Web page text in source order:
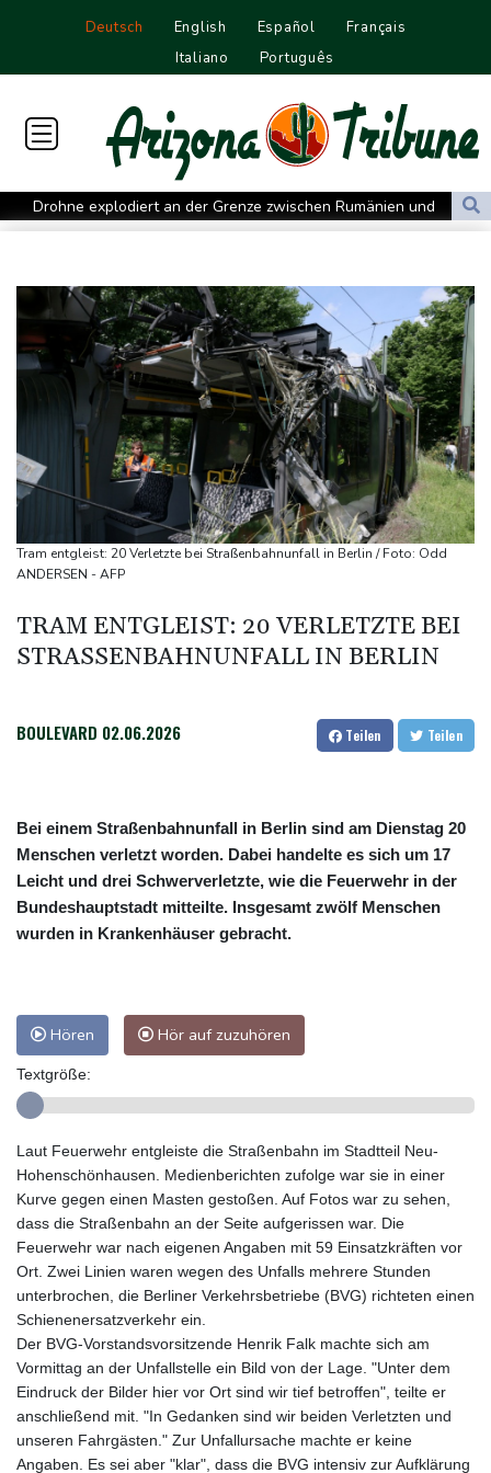
Deutsch English Español
Français
Italiano
Português
Drohne explodiert an der Grenze zwischen Rumänien und
Bulgarien nahe Gaspipeline
Absturz von Ultraleichtflugzeug: 72-jähriger Pilot stirbt in Baden-
Württemberg
Selenskyj warnt in Belgrad vor Folgen russischer Angriffe für
den Winter
Drohnen über Bundeswehrstandort in Nordrhein-Westfalen
gesichtet
Ungarns Regierungspartei nominiert Ex-Gerichtspräsidenten
Baka als Staatschef
Schwimm-EM: Halbisch winkt und springt zu Bronze
Selenskyj: Ukraine hat praktisch keine intakten
Braunschweig nach Kantersieg in Magdeburg an der Spitze
Absteiger schlägt Aufsteiger: Heidenheim siegt turbulent
Tram entgleist: 20 Verletzte bei Straßenbahnunfall in Berlin / Foto: Odd
ANDERSEN - AFP
TRAM ENTGLEIST: 20 VERLETZTE BEI
STRASSENBAHNUNFALL IN BERLIN
BOULEVARD 02.06.2026 Teilen Teilen
Bei einem Straßenbahnunfall in Berlin sind am Dienstag 20
Menschen verletzt worden. Dabei handelte es sich um 17
Leicht und drei Schwerverletzte, wie die Feuerwehr in der
Bundeshauptstadt mitteilte. Insgesamt zwölf Menschen
wurden in Krankenhäuser gebracht.
Hören Hör auf zuzuhören
Textgröße:
Laut Feuerwehr entgleiste die Straßenbahn im Stadtteil Neu-
Hohenschönhausen. Medienberichten zufolge war sie in einer
Kurve gegen einen Masten gestoßen. Auf Fotos war zu sehen,
dass die Straßenbahn an der Seite aufgerissen war. Die
Feuerwehr war nach eigenen Angaben mit 59 Einsatzkräften vor
Ort. Zwei Linien waren wegen des Unfalls mehrere Stunden
unterbrochen, die Berliner Verkehrsbetriebe (BVG) richteten einen
Schienenersatzverkehr ein.
Der BVG-Vorstandsvorsitzende Henrik Falk machte sich am
Vormittag an der Unfallstelle ein Bild von der Lage. "Unter dem
Eindruck der Bilder hier vor Ort sind wir tief betroffen", teilte er
anschließend mit. "In Gedanken sind wir beiden Verletzten und
unseren Fahrgästen." Zur Unfallursache machte er keine
Angaben. Es sei aber "klar", dass die BVG intensiv zur Aufklärung